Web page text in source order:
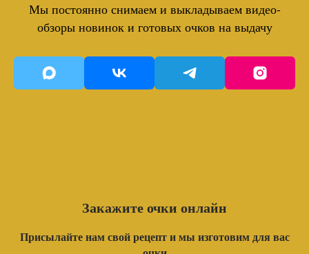
Мы постоянно снимаем и выкладываем видео-
обзоры новинок и готовых очков на выдачу